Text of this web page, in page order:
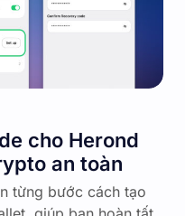
cho Herond
an toàn
từng bước cách tạo